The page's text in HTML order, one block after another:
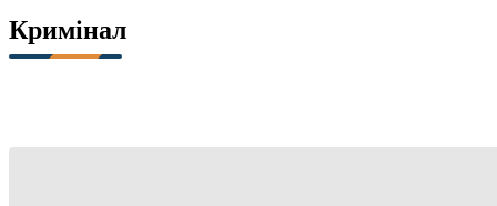
Кримінал